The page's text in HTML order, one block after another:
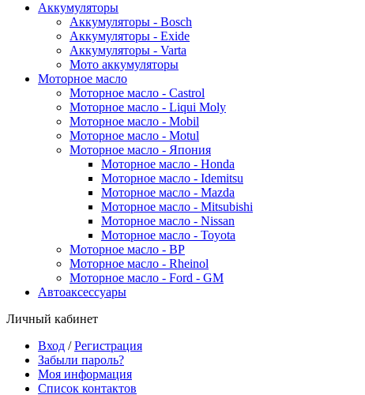
Аккумуляторы
Аккумуляторы - Bosch
Аккумуляторы - Exide
Аккумуляторы - Varta
Мото аккумуляторы
Моторное масло
Моторное масло - Castrol
Моторное масло - Liqui Moly
Моторное масло - Mobil
Моторное масло - Motul
Моторное масло - Япония
Моторное масло - Honda
Моторное масло - Idemitsu
Моторное масло - Mazda
Моторное масло - Mitsubishi
Моторное масло - Nissan
Моторное масло - Toyota
Моторное масло - BP
Моторное масло - Rheinol
Моторное масло - Ford - GM
Автоаксессуары
Личный кабинет
Вход /Регистрация
Забыли пароль?
Моя информация
Список контактов